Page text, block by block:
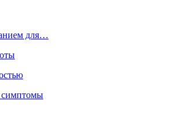
для…
симптомы